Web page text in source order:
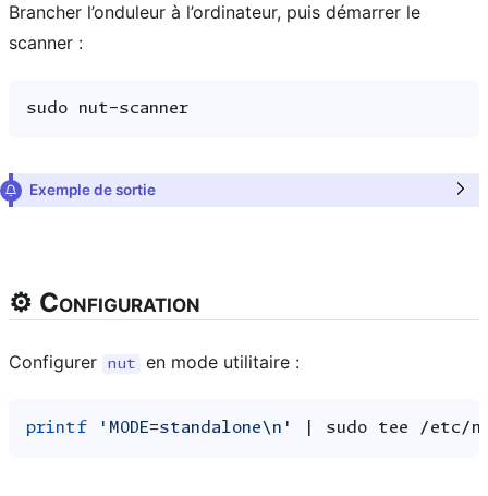
Brancher l’onduleur à l’ordinateur, puis démarrer le
scanner :
sudo
Exemple de sortie
⚙️ Configuration
Configurer nut en mode utilitaire :
printf 'MODE=standalone\n' sudo tee /etc/